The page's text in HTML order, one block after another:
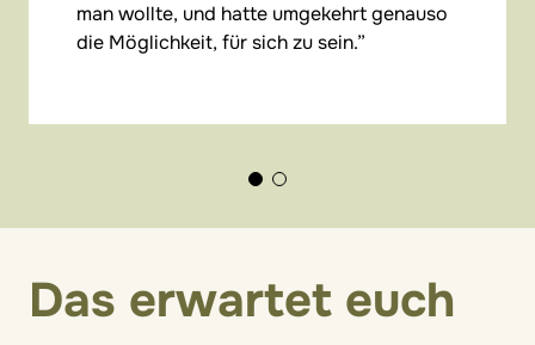
man wollte, und hatte umgekehrt genauso
die Möglichkeit, für sich zu sein.
Das erwartet euch